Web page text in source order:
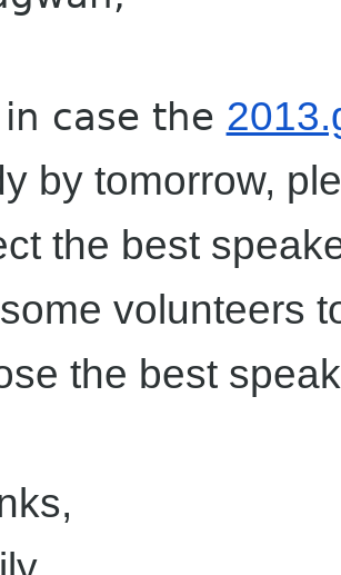
in case the
by tomorrow,
the best
volunteers
the best